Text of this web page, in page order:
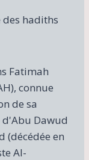
hadiths
Fatimah
connue
de sa
Dawud
(décédée en
Al-